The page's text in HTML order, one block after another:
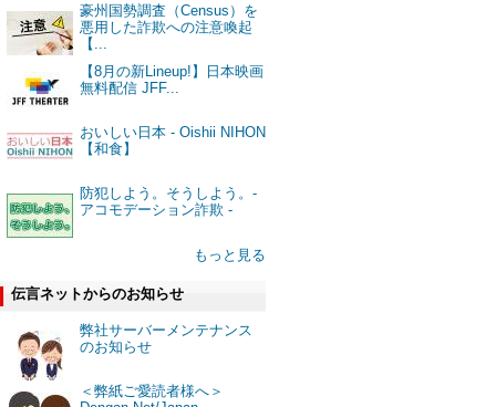
豪州国勢調査（Census）を
悪用した詐欺への注意喚起
【...
【8月の新Lineup!】日本映画
無料配信 JFF...
おいしい日本 - Oishii NIHON
【和食】
防犯しよう。そうしよう。-
アコモデーション詐欺 -
もっと見る
伝言ネットからのお知らせ
弊社サーバーメンテナンス
のお知らせ
＜弊紙ご愛読者様へ＞